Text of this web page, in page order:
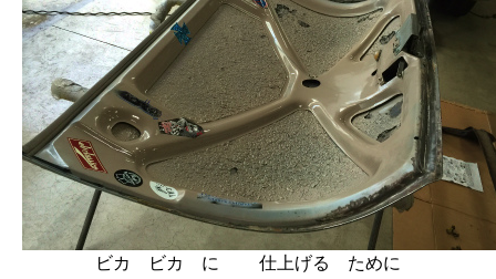
ビカ ビカ に 仕上げる ために